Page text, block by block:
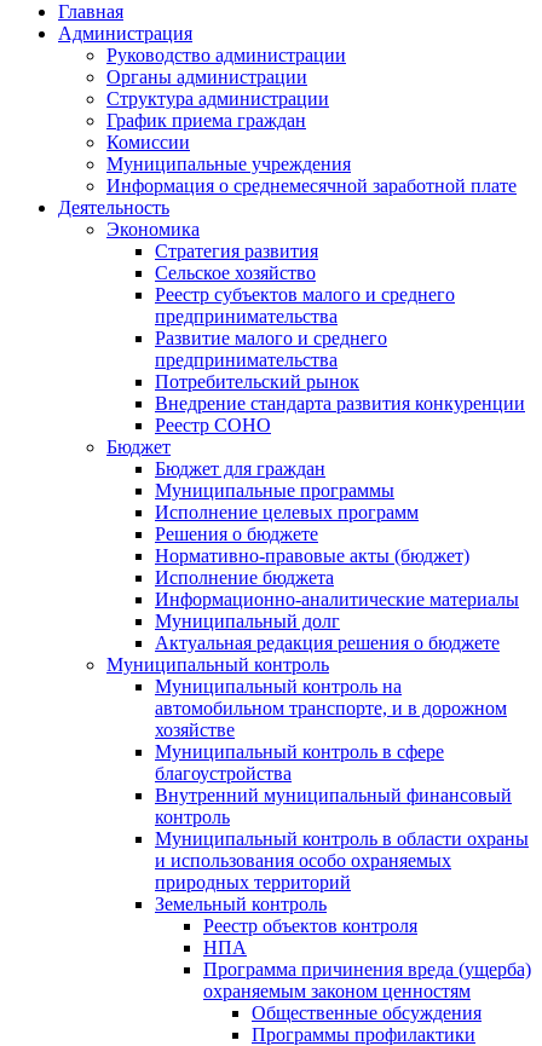
Главная
Администрация
Руководство администрации
Органы администрации
Структура администрации
График приема граждан
Комиссии
Муниципальные учреждения
Информация о среднемесячной заработной плате
Деятельность
Экономика
Стратегия развития
Сельское хозяйство
Реестр субъектов малого и среднего
предпринимательства
Развитие малого и среднего
предпринимательства
Потребительский рынок
Внедрение стандарта развития конкуренции
Реестр СОНО
Бюджет
Бюджет для граждан
Муниципальные программы
Исполнение целевых программ
Решения о бюджете
Нормативно-правовые акты (бюджет)
Исполнение бюджета
Информационно-аналитические материалы
Муниципальный долг
Актуальная редакция решения о бюджете
Муниципальный контроль
Муниципальный контроль на
автомобильном транспорте, и в дорожном
хозяйстве
Муниципальный контроль в сфере
благоустройства
Внутренний муниципальный финансовый
контроль
Муниципальный контроль в области охраны
и использования особо охраняемых
природных территорий
Земельный контроль
Реестр объектов контроля
НПА
Программа причинения вреда (ущерба)
охраняемым законом ценностям
Общественные обсуждения
Программы профилактики